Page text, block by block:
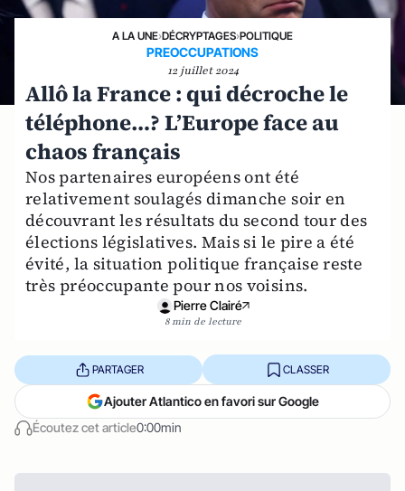
A LA UNE›DÉCRYPTAGES›POLITIQUE
PREOCCUPATIONS
12 juillet 2024
Allô la France : qui décroche le
téléphone…? L’Europe face au
chaos français
Nos partenaires européens ont été
relativement soulagés dimanche soir en
découvrant les résultats du second tour des
élections législatives. Mais si le pire a été
évité, la situation politique française reste
très préoccupante pour nos voisins.
Pierre Clairé
8 min de lecture
Écoutez cet article0:00min
PARTAGER CLASSER
Ajouter Atlantico en favori sur Google